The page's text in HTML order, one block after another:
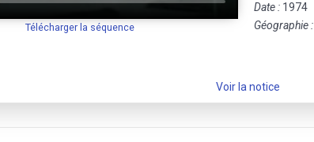
Télécharger la séquence
Date : 1974
Géographie :
Voir la notice